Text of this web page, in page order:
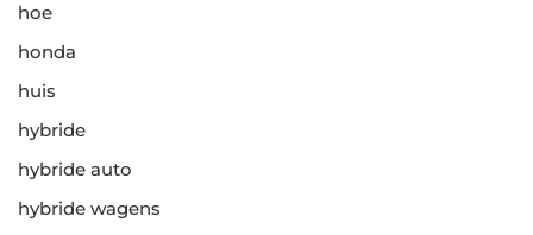
hoe
honda
huis
hybride
hybride auto
hybride wagens